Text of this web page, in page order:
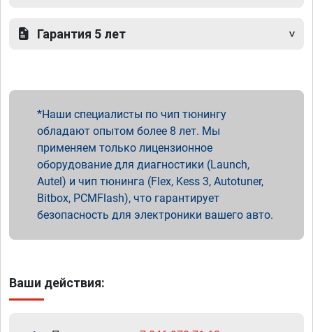
Гарантия 5 лет
Наши специалисты по чип тюнингу
обладают опытом более 8 лет. Мы
применяем только лицензионное
оборудование для диагностики (Launch,
Autel) и чип тюнинга (Flex, Kess 3, Autotuner,
Bitbox, PCMFlash), что гарантирует
безопасность для электроники вашего авто.
Ваши действия: